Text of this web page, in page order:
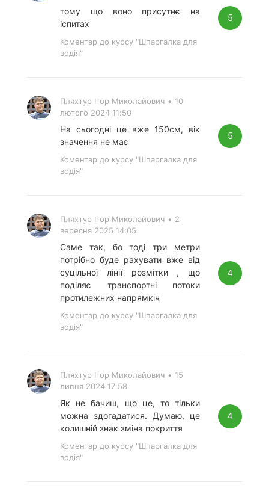
тому що воно присутнє на
іспитах
Коментар до курсу "Шпаргалка для
водія"
5
Пляхтур Ігор Миколайович • 10
лютого 2024 11:50
На сьогодні це вже 150см, вік
значення не має
Коментар до курсу "Шпаргалка для
водія"
5
Пляхтур Ігор Миколайович • 2
вересня 2025 14:05
Саме так, бо тоді три метри
потрібно буде рахувати вже від
суцільної лінії розмітки , що
поділяє транспортні потоки
протилежних напрямкіч
Коментар до курсу "Шпаргалка для
водія"
4
Пляхтур Ігор Миколайович • 15
липня 2024 17:58
Як не бачиш, що це, то тільки
можна здогадатися. Думаю, це
колишній знак зміна покриття
Коментар до курсу "Шпаргалка для
водія"
4